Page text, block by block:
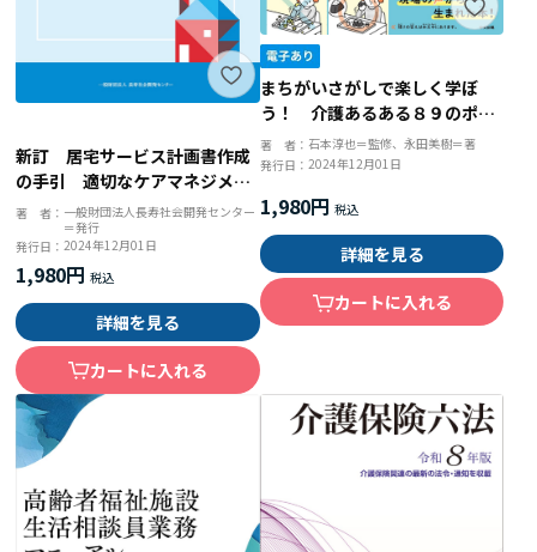
新訂 居宅サービス計画書作成
の手引 適切なケアマネジメン
ト手法の導入と活用
著 者： 一般財団法人長寿社会開発センター
＝発行
発行日：2024年12月01日
1,980円
詳細を見る
カートに入れる
まちがいさがしで楽しく学ぼ
う！ 介護あるある８９のポイ
ント
著 者： 石本淳也＝監修、永田美樹＝著
発行日： 2024年12月01日
1,980円
詳細を見る
カートに入れる